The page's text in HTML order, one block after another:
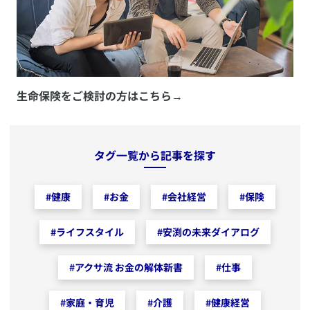
生命保険をご検討の方はこちら →
タグ一覧から記事を探す
#健康 #お金 #会社経営 #保険
#ライフスタイル #安渕の未来ダイアログ
#アクサ流 お金の解体新書 #仕事
#家庭・育児 #介護 #健康経営